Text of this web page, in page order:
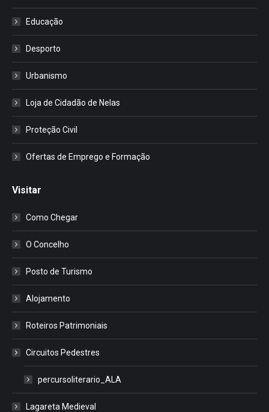
Educação
Desporto
Urbanismo
Loja de Cidadão de Nelas
Proteção Civil
Ofertas de Emprego e Formação
Visitar
Como Chegar
O Concelho
Posto de Turismo
Alojamento
Roteiros Patrimoniais
Circuitos Pedestres
percursoliterario_ALA
Lagareta Medieval